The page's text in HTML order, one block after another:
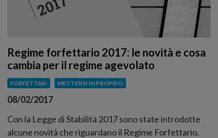
Regime forfettario 2017: le novità e cosa
cambia per il regime agevolato
FORFETTARI METTERSI IN PROPRIO
08/02/2017
Con la Legge di Stabilità 2017 sono state introdotte
alcune novità che riguardano il Regime Forfettario.